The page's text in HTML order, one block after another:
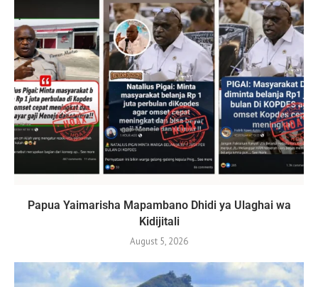
Papua Yaimarisha Mapambano Dhidi ya Ulaghai wa
Kidijitali
August 5, 2026